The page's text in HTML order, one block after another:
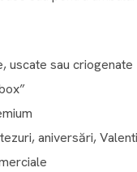
uscate sau criogenate
aniversări,